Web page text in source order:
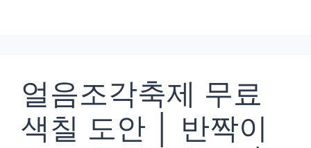
얼음조각축제 무료
색칠 도안 │ 반짝이